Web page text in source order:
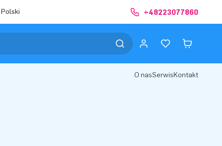
+48223077860
O nasSerwisKontakt